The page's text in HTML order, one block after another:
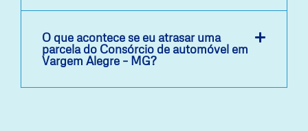
O que acontece se eu atrasar uma
parcela do Consórcio de automóvel em
Vargem Alegre – MG?